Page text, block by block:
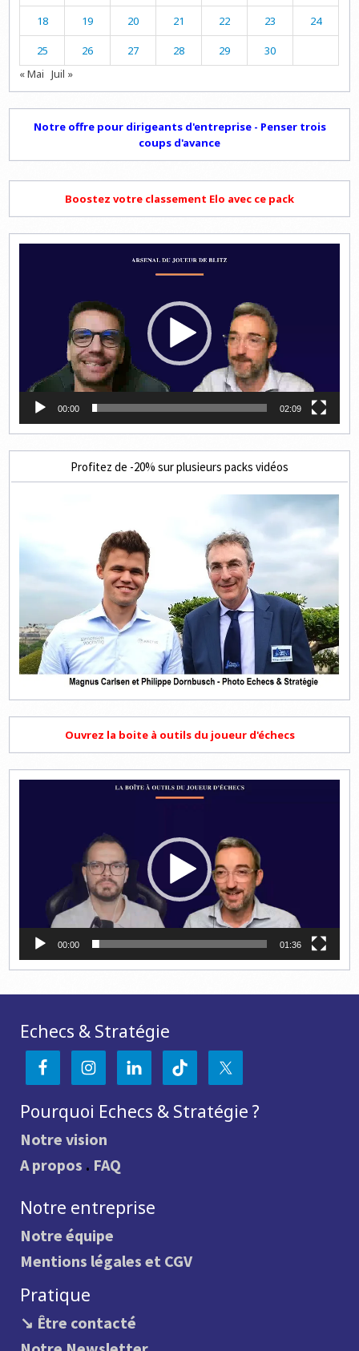
18 19 20 21 22 23 24
25 26 27 28 29
30
« Mai Juil »
Notre offre pour dirigeants d'entreprise - Penser trois
coups d'avance
Boostez votre classement Elo avec ce pack
00:00 02:09
Profitez de -20% sur plusieurs packs vidéos
Ouvrez la boite à outils du joueur d'échecs
00:00 01:36
Echecs & Stratégie
Pourquoi Echecs & Stratégie ?
Notre vision
A propos . FAQ
Notre entreprise
Notre équipe
Mentions légales et CGV
Pratique
↘ Être contacté